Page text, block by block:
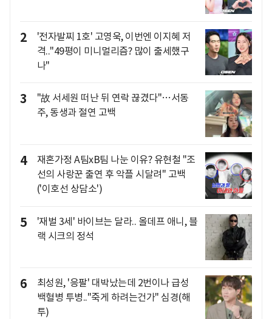
2
'전자발찌 1호' 고영욱, 이번엔 이지혜 저
격.."49평이 미니멀리즘? 많이 출세했구
나"
3
"故 서세원 떠난 뒤 연락 끊겼다"…서동
주, 동생과 절연 고백
4
재혼가정 A팀xB팀 나눈 이유? 유현철 "조
선의 사랑꾼 출연 후 악플 시달려" 고백
('이호선 상담소')
5
'재벌 3세' 바이브는 달라.. 올데프 애니, 블
랙 시크의 정석
6
최성원, '응팔' 대박났는데 2번이나 급성
백혈병 투병.."죽게 하려는건가" 심경(해
투)